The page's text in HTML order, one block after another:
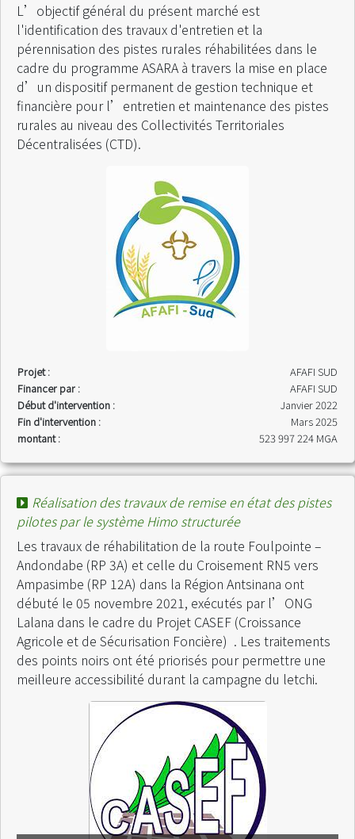
L’objectif général du présent marché est
l'identification des travaux d'entretien et la
pérennisation des pistes rurales réhabilitées dans le
cadre du programme ASARA à travers la mise en place
d’un dispositif permanent de gestion technique et
financière pour l’entretien et maintenance des pistes
rurales au niveau des Collectivités Territoriales
Décentralisées (CTD).
Projet :
AFAFI SUD
Financer par :
AFAFI SUD
Début d'intervention :
Janvier 2022
Fin d'intervention :
Mars 2025
montant :
523 997 224 MGA
Réalisation des travaux de remise en état des pistes
pilotes par le système Himo structurée
Les travaux de réhabilitation de la route Foulpointe –
Andondabe (RP 3A) et celle du Croisement RN5 vers
Ampasimbe (RP 12A) dans la Région Antsinana ont
débuté le 05 novembre 2021, exécutés par l’ONG
Lalana dans le cadre du Projet CASEF (Croissance
Agricole et de Sécurisation Foncière) . Les traitements
des points noirs ont été priorisés pour permettre une
meilleure accessibilité durant la campagne du letchi.